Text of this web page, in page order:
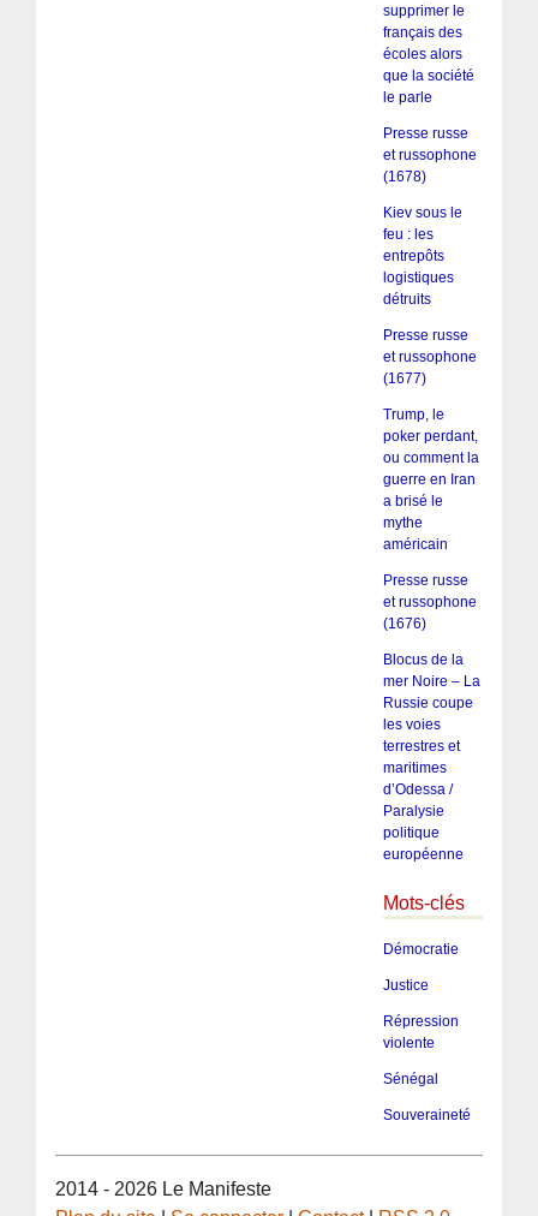
supprimer le
français des
écoles alors
que la société
le parle
Presse russe
et russophone
(1678)
Kiev sous le
feu : les
entrepôts
logistiques
détruits
Presse russe
et russophone
(1677)
Trump, le
poker perdant,
ou comment la
guerre en Iran
a brisé le
mythe
américain
Presse russe
et russophone
(1676)
Blocus de la
mer Noire – La
Russie coupe
les voies
terrestres et
maritimes
d’Odessa /
Paralysie
politique
européenne
Mots-clés
Démocratie
Justice
Répression
violente
Sénégal
Souveraineté
2014 - 2026 Le Manifeste